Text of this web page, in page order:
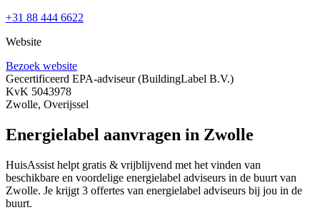
+31 88 444 6622
Website
Bezoek website
Gecertificeerd EPA-adviseur(BuildingLabel B.V.)
KvK 5043978
Zwolle, Overijssel
Energielabel aanvragen in Zwolle
HuisAssist helpt gratis & vrijblijvend met het vinden van
beschikbare en voordelige energielabel adviseurs in de buurt van
Zwolle. Je krijgt 3 offertes van energielabel adviseurs bij jou in de
buurt.